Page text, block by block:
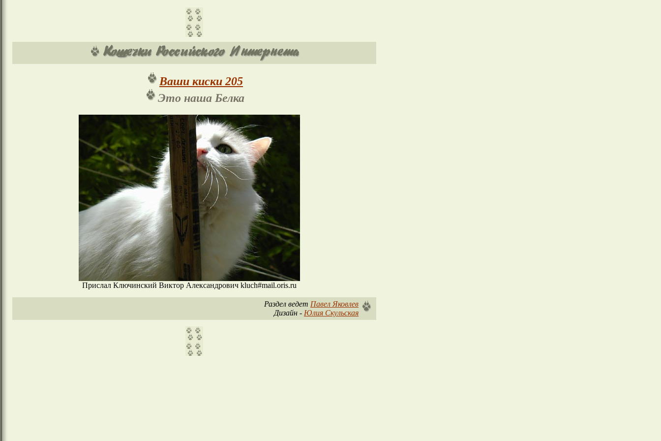
Ваши киски 205
Это наша Белка
Прислал Ключинский Виктор Александрович kluch#mail.oris.ru
Раздел ведет Павел Яковлев
Дизайн - Юлия Скульская